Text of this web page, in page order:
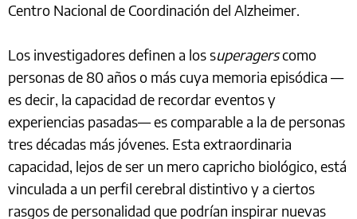
Centro Nacional de Coordinación del Alzheimer.
Los investigadores definen a los superagerscomo
personas de 80 años o más cuya memoria episódica —
es decir, la capacidad de recordar eventos y
experiencias pasadas— es comparable a la de personas
tres décadas más jóvenes. Esta extraordinaria
capacidad, lejos de ser un mero capricho biológico, está
vinculada a un perfil cerebral distintivo y a ciertos
rasgos de personalidad que podrían inspirar nuevas